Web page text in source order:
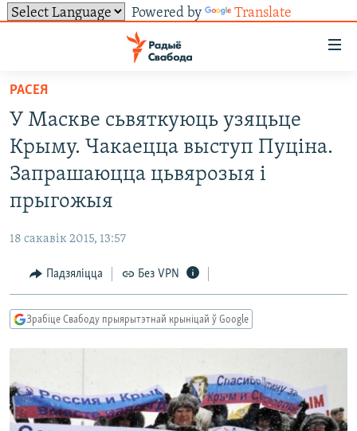
Powered by Translate
ўнівэрсальнага
доступу
Перайсьці
да
галоўнага
зьместу
Перайсьці
да
галоўнай
Перайсьці
да
пошуку
ВАЙНА
БЕЛАРУСЫ НА ВАЙНЕ
КАЛЯНДАР
КНІГІ
АЎДЫЁКНІГІ
НА ХВАЛЯХ СВАБОДЫ
СУВЯЗЬ
FACEBOOK
TWITTER
САЧЫЦЕ ЗА АБНАЎЛЕНЬНЯМІ
РАСЕЯ
У Маскве сьвяткуюць узяцьце
Крыму. Чакаецца выступ Пуціна.
Запрашаюцца цьвярозыя і
прыгожыя
18 сакавік 2015, 13:57
Падзяліцца Без VPN
Зрабіце Свабоду прыярытэтнай крыніцай ў Google